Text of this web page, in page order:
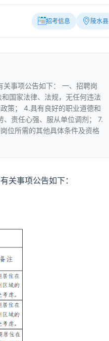
招考信息 陵水县
事项公告如下： 一、招聘岗
国家法律、法规，无任何违法
策； 4.具有良好的职业道德和
责任心强、服从单位调剂； 7.
位所需的其他具体条件及资格
关事项公告如下：